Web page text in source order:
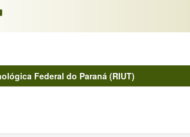
Federal do Paraná (RIUT)